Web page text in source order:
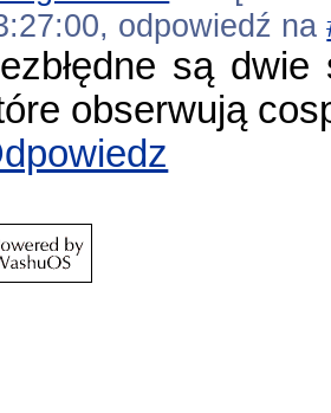
odpowiedź na
są
obserwują